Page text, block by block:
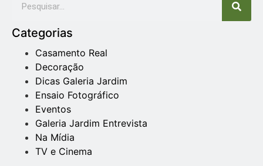
Categorias
Casamento Real
Decoração
Dicas Galeria Jardim
Ensaio Fotográfico
Eventos
Galeria Jardim Entrevista
Na Mídia
TV e Cinema